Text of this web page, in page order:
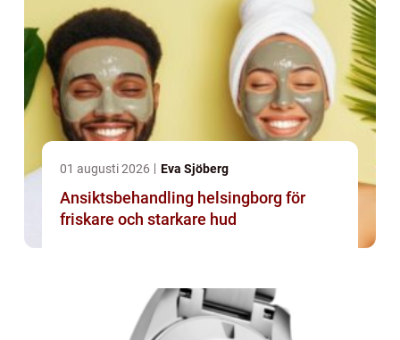
01 augusti 2026 Eva Sjöberg
Ansiktsbehandling helsingborg för
friskare och starkare hud